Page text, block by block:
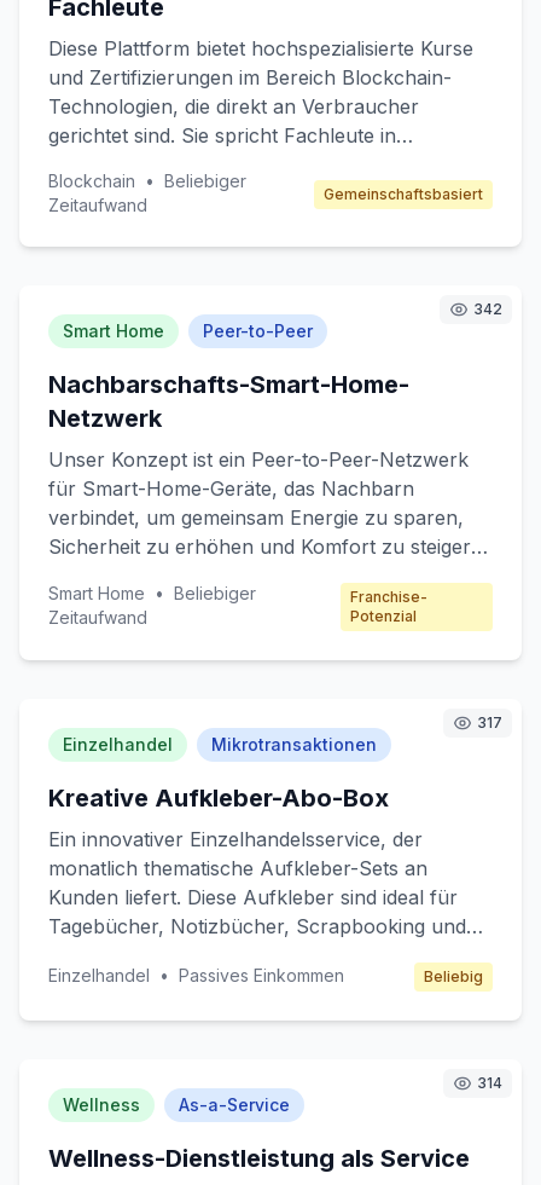
Fachleute
Diese Plattform bietet hochspezialisierte Kurse
und Zertifizierungen im Bereich Blockchain-
Technologien, die direkt an Verbraucher
gerichtet sind. Sie spricht Fachleute in
aufstrebenden Technologiefeld erweitern
Bereitstellung von qualitativ hochwertigen,
führenden Experten aus der Blockchain-
Industrie erstellt werden. Die Plattform bietet
Gemeinschaft von gleichgesinnten Fachleuten
zu fördern. Einnahmen werden durch
Kursgebühren und Zertifizierungen generiert.
Blockchain • Beliebiger
Zeitaufwand
Gemeinschaftsbasiert
342
Smart Home Peer-to-Peer
Nachbarschafts-Smart-Home-
Netzwerk
Unser Konzept ist ein Peer-to-Peer-Netzwerk
für Smart-Home-Geräte, das Nachbarn
verbindet, um gemeinsam Energie zu sparen,
Sicherheit zu erhöhen und Komfort zu steigern.
Smart-Home-Systeme zu integrieren und
Funktionen wie gemeinsam genutzte
Sicherheitskameras, Energiemanagement und
Haushalte in städtischen und suburbanen
Abonnements und eine geringe Gebühr für die
Nutzung spezieller Dienste generiert.
Smart Home • Beliebiger
Zeitaufwand
Franchise-
Potenzial
317
Einzelhandel Mikrotransaktionen
Kreative Aufkleber-Abo-Box
Ein innovativer Einzelhandelsservice, der
monatlich thematische Aufkleber-Sets an
Kunden liefert. Diese Aufkleber sind ideal für
Tagebücher, Notizbücher, Scrapbooking und
sich an kreative Menschen, die Spaß an
Editionen erwerben.
Einzelhandel • Passives Einkommen Beliebig
314
Wellness As-a-Service
Wellness-Dienstleistung als Service